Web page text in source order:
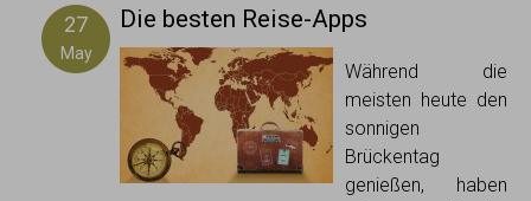
27
May
Die besten Reise-Apps
Während die
meisten heute den
sonnigen
Brückentag
genießen, haben